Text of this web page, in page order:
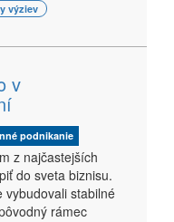
výziev
v
podnikanie
z najčastejších
do sveta biznisu.
vybudovali stabilné
rámec